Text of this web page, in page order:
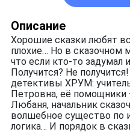
Описание
Хорошие сказки любят
плохие… Но в сказочном
что если кто-то задумал
Получится? Не
детективы ХРУМ:
Петровна, её
Любаня, начальник
волшебное существо по
логика… И порядок в